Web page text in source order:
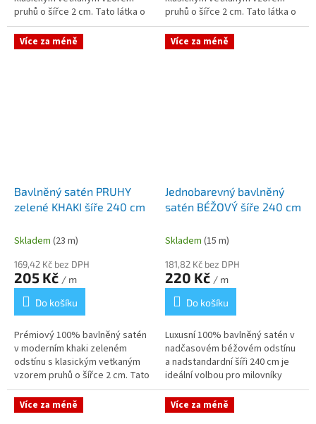
pruhů o šířce 2 cm. Tato látka o
nadstandardní šíři 240 cm
dokonale spojuje přirozenou
prodyšnost...
pruhů o šířce 2 cm. Tato látka o
nadstandardní šíři 240 cm
dokonale spojuje přirozenou...
Více za méně
Bavlněný satén PRUHY
zelené KHAKI šíře 240 cm
Skladem (23 m)
169,42 Kč bez DPH
205 Kč / m
Do košíku
Prémiový 100% bavlněný satén
v moderním khaki zeleném
odstínu s klasickým vetkaným
vzorem pruhů o šířce 2 cm. Tato
látka o nadstandardní šíři 240
cm dokonale spojuje
přirozenou...
Více za méně
Jednobarevný bavlněný
satén BÉŽOVÝ šíře 240 cm
Skladem (15 m)
181,82 Kč bez DPH
220 Kč / m
Do košíku
Luxusní 100% bavlněný satén v
nadčasovém béžovém odstínu
a nadstandardní šíři 240 cm je
ideální volbou pro milovníky
decentní elegance a přírodních
tónů. Tato prémiová látka...
Více za méně Více za méně